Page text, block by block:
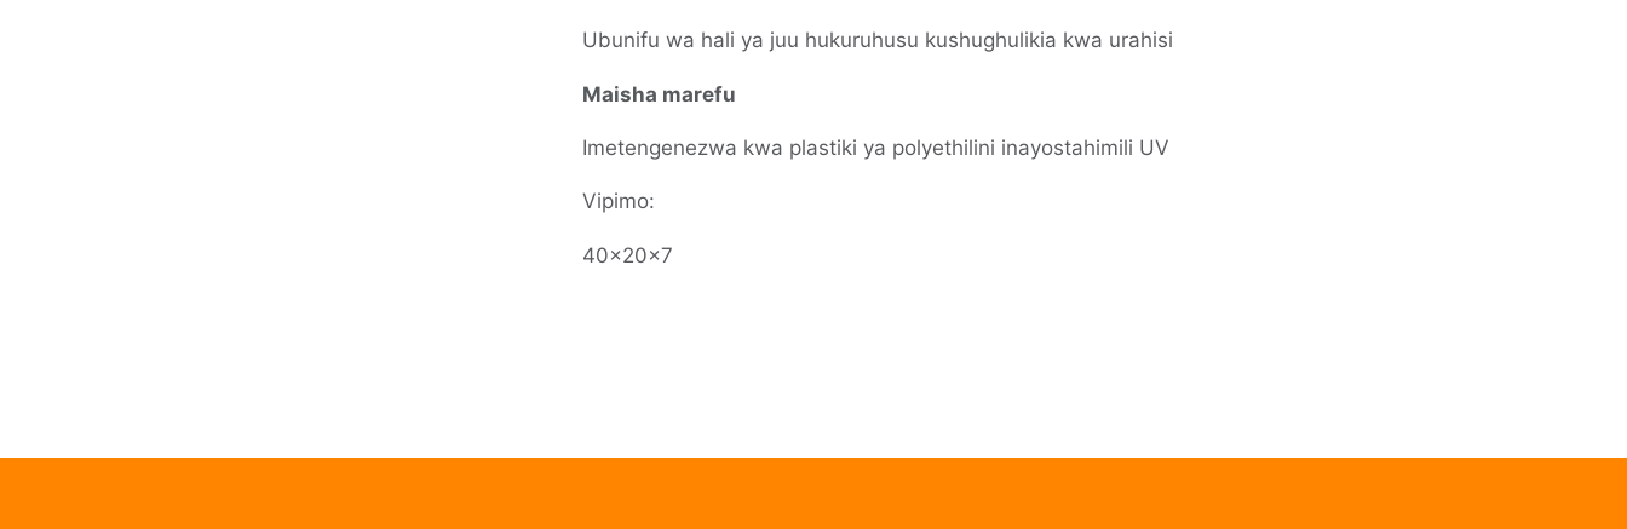
Ubunifu wa hali ya juu hukuruhusu kushughulikia kwa urahisi
Maisha marefu
Imetengenezwa kwa plastiki ya polyethilini inayostahimili UV
Vipimo:
40x20x7